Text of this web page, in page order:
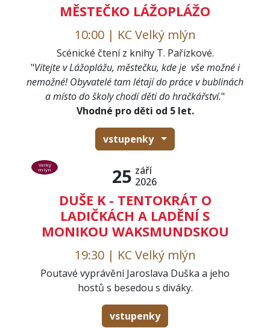
MĚSTEČKO LÁŽOPLÁŽO
10:00 | KC Velký mlýn
Scénické čtení z knihy T. Pařízkové.
"Vítejte v Lážoplážu, městečku, kde je vše možné i
nemožné! Obyvatelé tam létají do práce v bublinách
a místo do školy chodí děti do hračkářství."
Vhodné pro děti od 5 let.
vstupenky
25 září
2026
DUŠE K - TENTOKRÁT O
LADIČKÁCH A LADĚNÍ S
MONIKOU WAKSMUNDSKOU
Velký
mlýn
19:30 | KC Velký mlýn
Poutavé vyprávění Jaroslava Duška a jeho
hostů s besedou s diváky.
vstupenky